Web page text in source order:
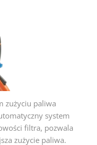
zużyciu paliwa
system
filtra, pozwala
zużycie paliwa.